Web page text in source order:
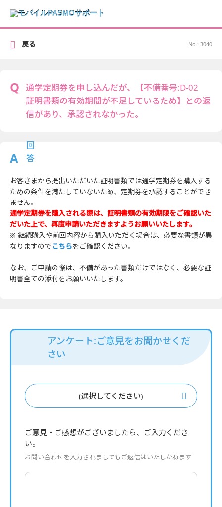
No : 3040
通学定期券を申し込んだが、【不備番号:D-02
証明書類の有効期間が不足しているため】との返
信があり、承認されなかった。
お客さまから提出いただいた証明書類では通学定期券を購入する
ための条件を満たしていないため、定期券を承認することができ
ません。
通学定期券を購入される際は、証明書類の有効期限をご確認いた
だいた上で、再度申請いただきますようお願いいたします。
※ 継続購入や前回内容から購入いただく場合は、必要な書類が異
なりますのでこちらをご確認ください。
なお、ご申請の際は、不備があった書類だけではなく、必要な証
明書全ての添付をお願いいたします。
戻る
アンケート:ご意見をお聞かせくだ
さい
(選択してください)
ご意見・ご感想がございましたら、ご入力くださ
い。
お問い合わせを入力されましてもご返信はいたしかねます